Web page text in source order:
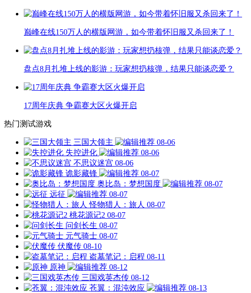
巅峰在线150万人的横版网游，如今带着怀旧服又杀回来了！
盘点8月扎堆上线的影游：玩家想扔核弹，结果只能谈恋爱？
17周年庆典 争霸赛大区火爆开启
热门测试游戏
三国大领主
08-06
失控进化
08-06
不思议迷宫 08-06
诡影藏锋
08-07
奥比岛：梦想国度
08-07
远征
08-07
怪物猎人：旅人 08-07
桃花源记2 08-07
问剑长生 08-07
元气骑士 08-07
伏魔传 08-10
盗墓笔记：启程 08-11
原神
08-12
三国戏英杰传 08-12
苍翼：混沌效应
08-13